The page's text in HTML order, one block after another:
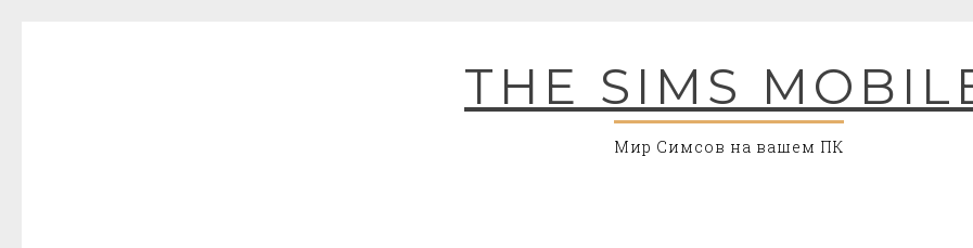
THE SIMS
Мир Симсов на вашем ПК